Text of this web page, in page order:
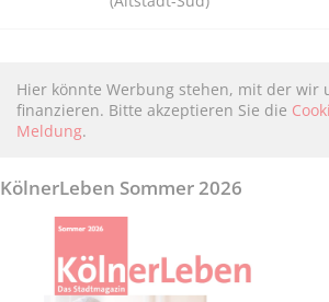
Hier könnte Werbung stehen, mit der wir
finanzieren. Bitte akzeptieren Sie die
Meldung.
KölnerLeben Sommer 2026